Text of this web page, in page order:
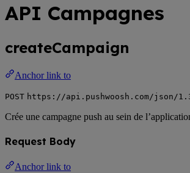
API Campagnes
createCampaign
Anchor link to
POST https://api.pushwoosh.com/json/
Crée une campagne push au sein de
Request Body
Anchor link to